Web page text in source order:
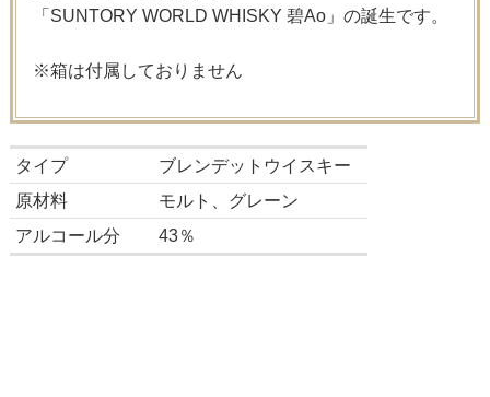
「SUNTORY WORLD WHISKY 碧Ao」の誕生です。
※箱は付属しておりません
タイプ
ブレンデットウイスキー
原材料
モルト、グレーン
アルコール分
43％